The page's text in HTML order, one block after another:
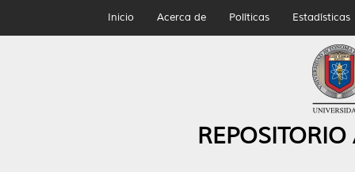
Inicio Acerca de Políticas Estadísticas